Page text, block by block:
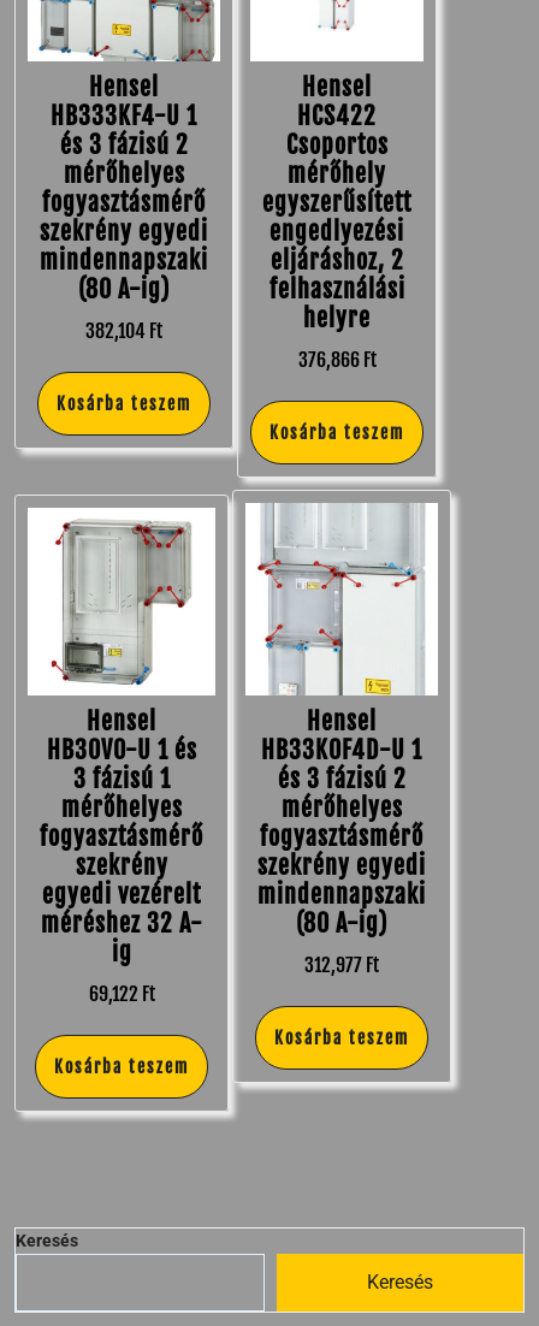
Hensel
HB333KF4-U 1
és 3 fázisú 2
mérőhelyes
fogyasztásmérő
szekrény egyedi
mindennapszaki
(80 A-ig)
382,104 Ft
Kosárba teszem
Hensel
HCS422
Csoportos
mérőhely
egyszerűsített
engedlyezési
eljáráshoz, 2
felhasználási
helyre
376,866 Ft
Kosárba teszem
Hensel
HB30V0-U 1 és
3 fázisú 1
mérőhelyes
fogyasztásmérő
szekrény
egyedi vezérelt
méréshez 32 A-
ig
69,122 Ft
Kosárba teszem
Hensel
HB33K0F4D-U 1
és 3 fázisú 2
mérőhelyes
fogyasztásmérő
szekrény egyedi
mindennapszaki
(80 A-ig)
312,977 Ft
Kosárba teszem
Keresés
Keresés